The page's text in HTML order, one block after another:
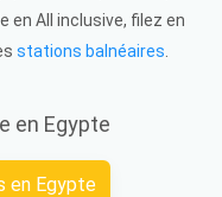
en All inclusive, filez en
stations balnéaires
en Egypte
en Egypte